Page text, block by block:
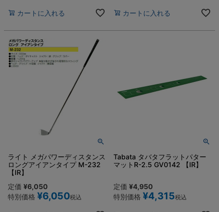
カートに入れる カートに入れる
ライト メガパワーディスタンス
ロングアイアンタイプ M-232
【IR】
定価 ¥6,050
特別価格 ¥6,050税込
Tabata タバタフラットパター
マットR-2.5 GV0142 【IR】
定価 ¥4,950
特別価格 ¥4,315税込